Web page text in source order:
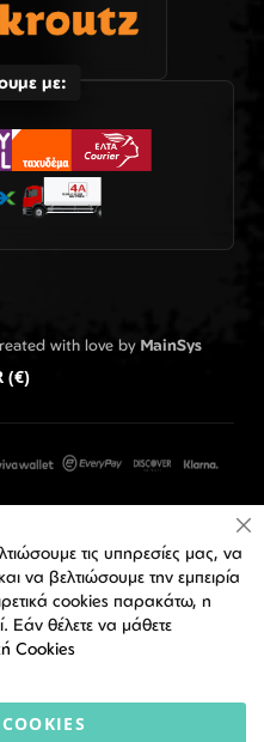
με:
with love by MainSys
(€)
τις υπηρεσίες μας, να
να βελτιώσουμε την εμπειρία
cookies παρακάτω, η
Εάν θέλετε να μάθετε
Cookies